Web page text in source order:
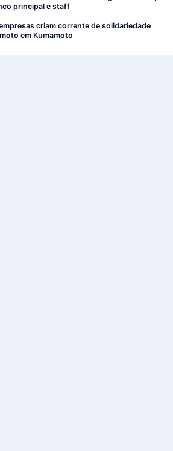
principal e staff
criam corrente de solidariedade
em Kumamoto